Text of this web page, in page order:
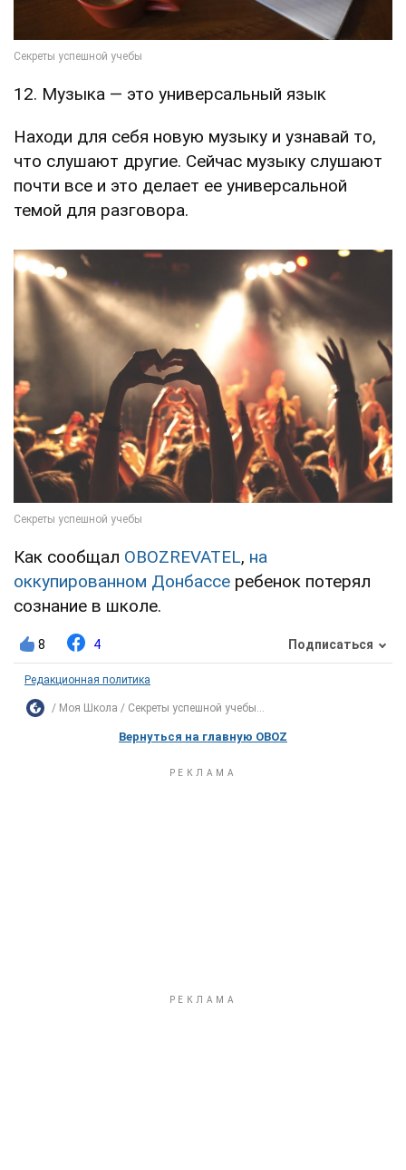
12. Музыка — это универсальный язык
Находи для себя новую музыку и узнавай то,
что слушают другие. Сейчас музыку слушают
почти все и это делает ее универсальной
темой для разговора.
Как сообщал OBOZREVATEL, на
оккупированном Донбассе ребенок потерял
сознание в школе.
8 4 Подписаться
Редакционная политика
Моя Школа Секреты успешной учебы...
Вернуться на главную OBOZ